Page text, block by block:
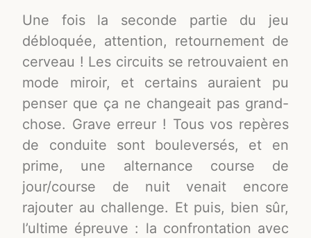
Une fois la seconde partie du jeu
débloquée, attention, retournement de
cerveau ! Les circuits se retrouvaient en
mode miroir, et certains auraient pu
penser que ça ne changeait pas grand-
chose. Grave erreur ! Tous vos repères
de conduite sont bouleversés, et en
prime, une alternance course de
jour/course de nuit venait encore
rajouter au challenge. Et puis, bien sûr,
l’ultime épreuve : la confrontation avec